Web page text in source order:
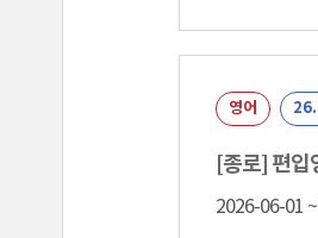
영어
[종로] 편
2026-06-01